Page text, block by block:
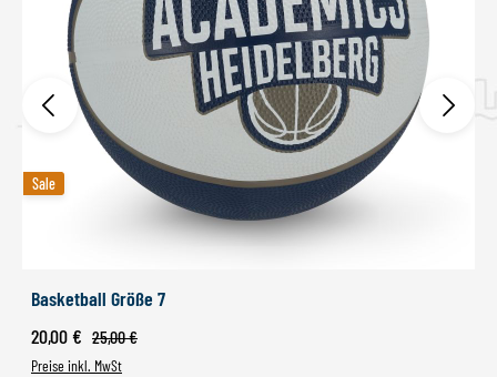
Sale
Sale
Basketball Größe 7
Verkaufspreis:
20,00 € Regulärer Preis:
25,00 €
Preise inkl. MwSt